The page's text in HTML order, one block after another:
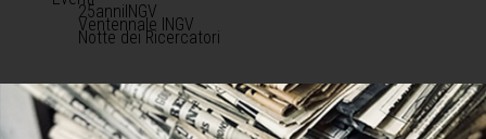
25anniINGV
Ventennale INGV
Notte dei Ricercatori